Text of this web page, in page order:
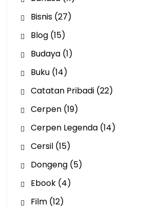
Bisnis(27)
Blog(15)
Budaya(1)
Buku(14)
Catatan Pribadi(22)
Cerpen(19)
Cerpen Legenda(14)
Cersil(15)
Dongeng(5)
Ebook(4)
Film(12)